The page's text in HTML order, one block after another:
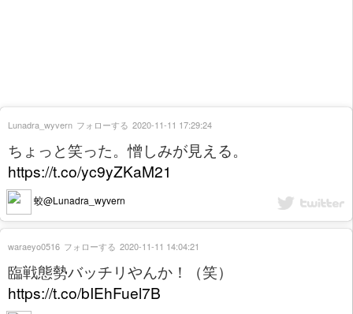
ちょっと笑った。憎しみが見える。
https://t.co/yc9yZKaM21
蛟@Lunadra_wyvern
Lunadra_wyvern フォローする 2020-11-11 17:29:24
臨戦態勢バッチリやんか！（笑）
https://t.co/bIEhFuel7B
waraeyo0516 フォローする 2020-11-11 14:04:21